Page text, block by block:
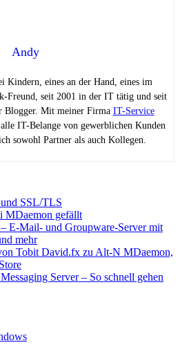
Andy
Kindern, eines an der Hand, eines im
Freund, seit 2001 in der IT tätig und seit
Blogger. Mit meiner Firma IT-Service
IT-Belange von gewerblichen Kunden
sowohl Partner als auch Kollegen.
SSL/TLS
MDaemon gefällt
E-Mail- und Groupware-Server mit
mehr
Tobit David.fx zu Alt-N MDaemon,
Server – So schnell gehen